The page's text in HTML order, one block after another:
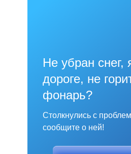
Не убран снег,
дороге, не
фонарь?
Столкнулись с
сообщите о ней!